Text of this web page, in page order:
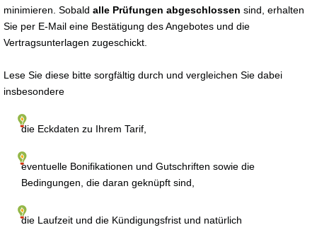
minimieren. Sobald alle Prüfungen abgeschlossen sind, erhalten
Sie per E-Mail eine Bestätigung des Angebotes und die
Vertragsunterlagen zugeschickt.
Lese Sie diese bitte sorgfältig durch und vergleichen Sie dabei
insbesondere
die Eckdaten zu Ihrem Tarif,
eventuelle Bonifikationen und Gutschriften sowie die
Bedingungen, die daran geknüpft sind,
die Laufzeit und die Kündigungsfrist und natürlich